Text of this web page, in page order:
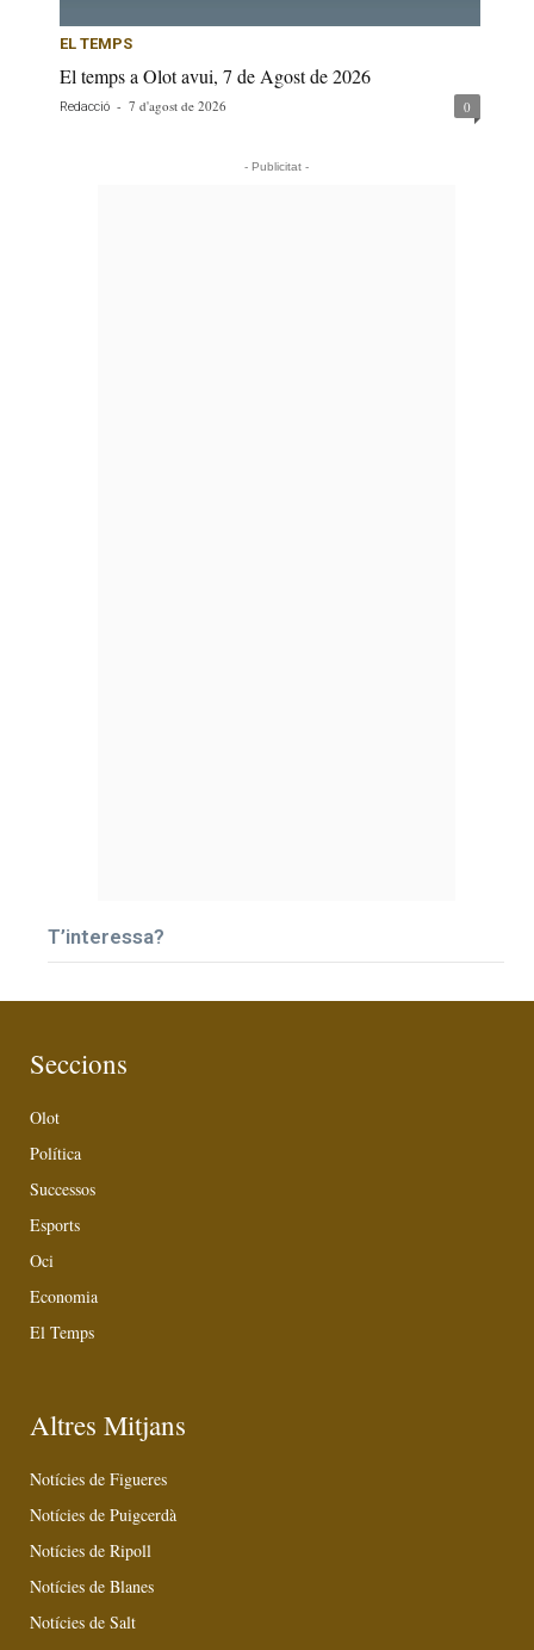
EL TEMPS
El temps a Olot avui, 7 de Agost de 2026
Redacció - 7 d'agost de 2026 0
- Publicitat -
T’interessa?
Seccions
Olot
Política
Successos
Esports
Oci
Economia
El Temps
Altres Mitjans
Notícies de Figueres
Notícies de Puigcerdà
Notícies de Ripoll
Notícies de Blanes
Notícies de Salt